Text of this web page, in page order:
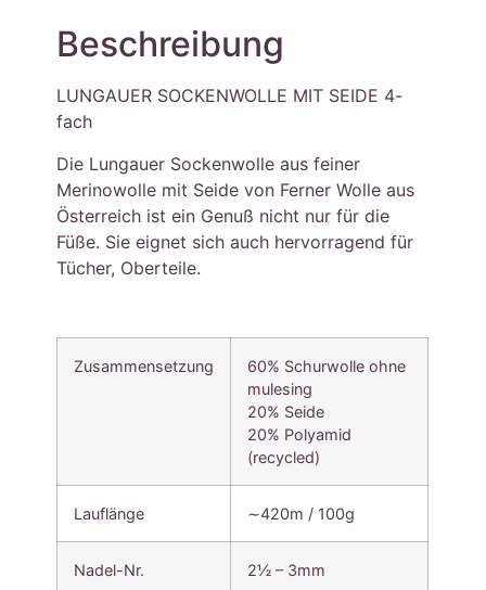
Beschreibung
LUNGAUER SOCKENWOLLE MIT SEIDE 4-
fach
Die Lungauer Sockenwolle aus feiner
Merinowolle mit Seide von Ferner Wolle aus
Österreich ist ein Genuß nicht nur für die
Füße. Sie eignet sich auch hervorragend für
Tücher, Oberteile.
Zusammensetzung
60% Schurwolle ohne
mulesing
20% Seide
20% Polyamid
(recycled)
Lauflänge ∼420m / 100g
Nadel-Nr. 2½ – 3mm